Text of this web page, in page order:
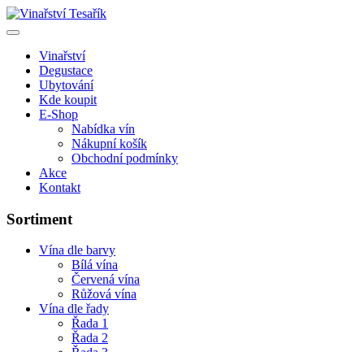
Vinařství
Degustace
Ubytování
Kde koupit
E-Shop
Nabídka vín
Nákupní košík
Obchodní podmínky
Akce
Kontakt
Sortiment
Vína dle barvy
Bílá vína
Červená vína
Růžová vína
Vína dle řady
Řada 1
Řada 2